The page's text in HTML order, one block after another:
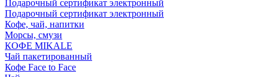
Подарочный сертификат электронный
Подарочный сертификат электронный
Кофе, чай, напитки
Морсы, смузи
КОФЕ MIKALE
Чай пакетированный
Кофе Face to Face